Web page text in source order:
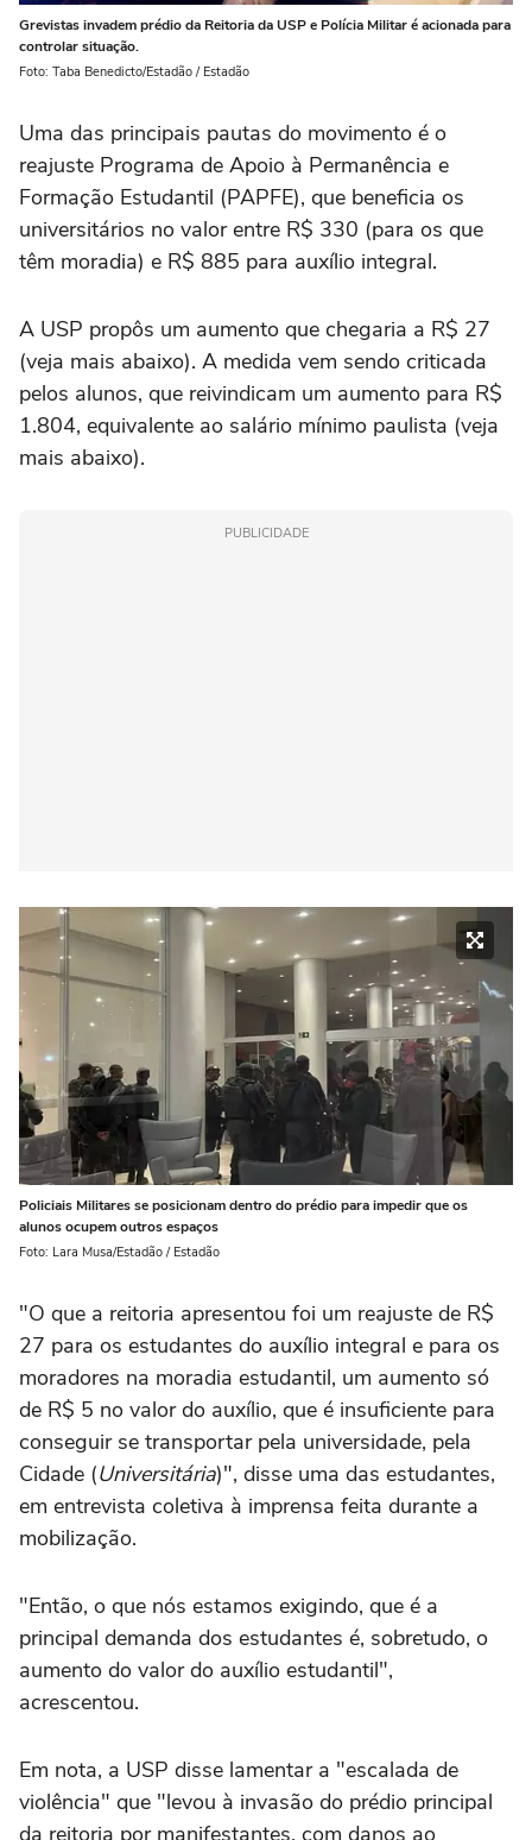
Grevistas invadem prédio da Reitoria da USP e Polícia Militar é acionada para
controlar situação.
Foto: Taba Benedicto/Estadão / Estadão
Uma das principais pautas do movimento é o
reajuste Programa de Apoio à Permanência e
Formação Estudantil (PAPFE), que beneficia os
universitários no valor entre R$ 330 (para os que
têm moradia) e R$ 885 para auxílio integral.
A USP propôs um aumento que chegaria a R$ 27
(veja mais abaixo). A medida vem sendo criticada
pelos alunos, que reivindicam um aumento para R$
1.804, equivalente ao salário mínimo paulista (veja
mais abaixo).
PUBLICIDADE
Policiais Militares se posicionam dentro do prédio para impedir que os
alunos ocupem outros espaços
Foto: Lara Musa/Estadão / Estadão
"O que a reitoria apresentou foi um reajuste de R$
27 para os estudantes do auxílio integral e para os
moradores na moradia estudantil, um aumento só
de R$ 5 no valor do auxílio, que é insuficiente para
conseguir se transportar pela universidade, pela
Cidade (Universitária)", disse uma das estudantes,
em entrevista coletiva à imprensa feita durante a
mobilização.
"Então, o que nós estamos exigindo, que é a
principal demanda dos estudantes é, sobretudo, o
aumento do valor do auxílio estudantil",
acrescentou.
Em nota, a USP disse lamentar a "escalada de
violência" que "levou à invasão do prédio principal
da reitoria por manifestantes, com danos ao